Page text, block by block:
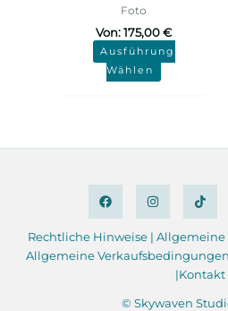
Foto
Von:175,00€
Ausführung
Wählen
Rechtliche Hinweise | Allgemeine
Allgemeine
|Kontakt
© Skywaven